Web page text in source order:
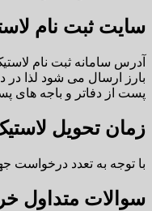
سایت ثبت نام
بارز ارسال می شود لذا
پست از دفاتر و باجه های
زمان تحویل
با توجه به تعدد درخواست جهت
سوالات متداول خرید